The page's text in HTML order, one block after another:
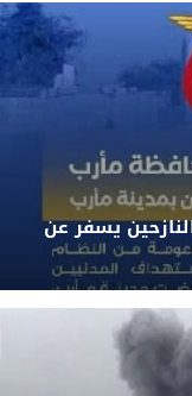
يسفر عن